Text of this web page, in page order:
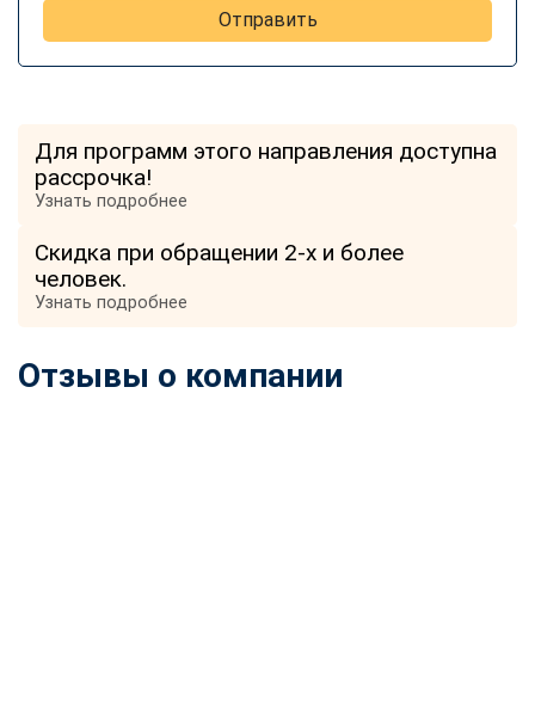
Отправить
Для программ этого направления доступна
рассрочка!
Узнать подробнее
Скидка при обращении 2-х и более
человек.
Узнать подробнее
Отзывы о компании
ChatApp
online
Мессенджеры
Свяжитесь с нами через любой удобный мессенджер!
Telegram WhatsApp